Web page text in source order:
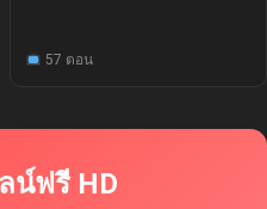
57 ตอน
น์ฟรี HD